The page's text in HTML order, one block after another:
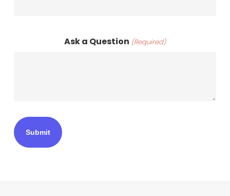
Ask a Question (Required)